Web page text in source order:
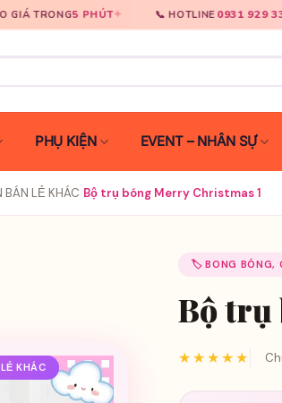
✦ 📞 HOTLINE 0931 929 333✦ 🚀
PHỤ KIỆN EVENT – NHÂN SỰ
BÁN LẺ KHÁC Bộ trụ bóng Merry Christmas 1
KHÁC
🏷️ BONG BÓNG,
Bộ trụ
★★★★★